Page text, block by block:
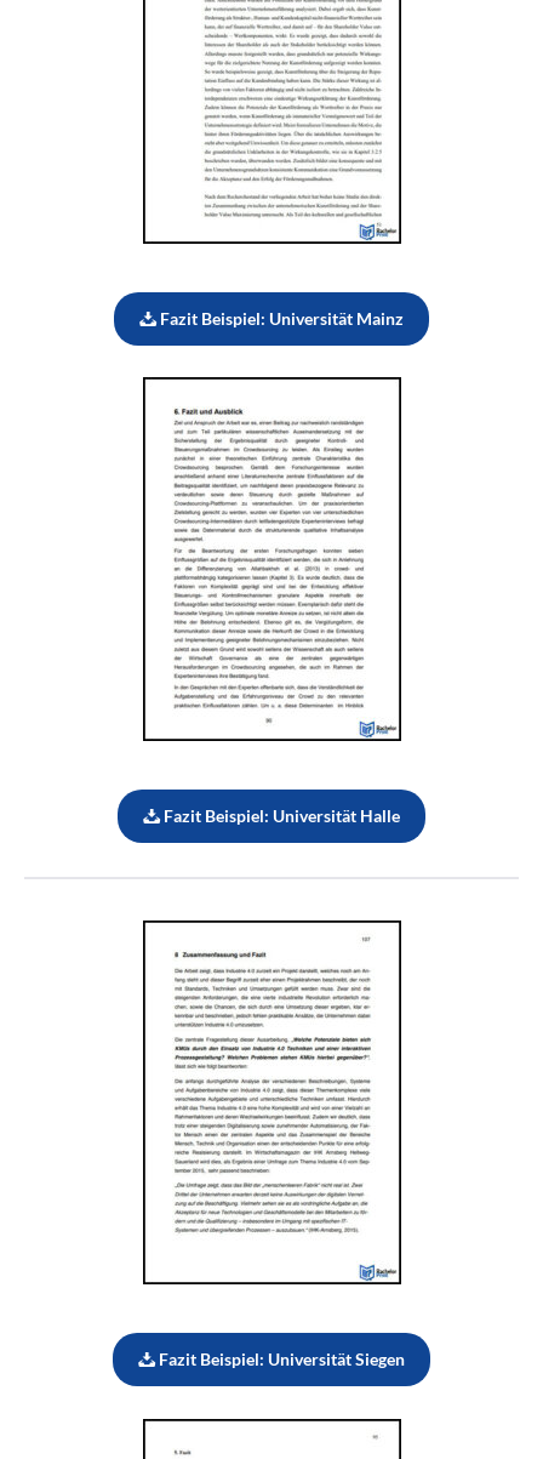
Fazit Beispiel: Universität Mainz
Fazit Beispiel: Universität Halle
Fazit Beispiel: Universität Siegen